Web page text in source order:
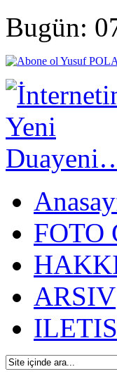
Bugün:
FOTO
ARSIV